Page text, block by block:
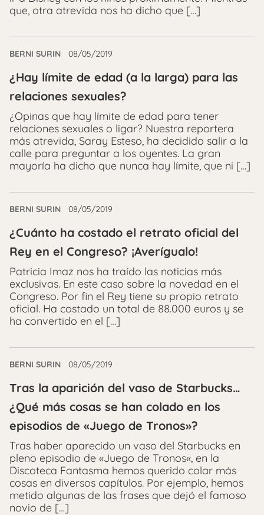
que, otra atrevida nos ha dicho que […]
BERNI SURIN 08/05/2019
¿Hay límite de edad (a la larga) para las
relaciones sexuales?
¿Opinas que hay límite de edad para tener
relaciones sexuales o ligar? Nuestra reportera
más atrevida, Saray Esteso, ha decidido salir a la
calle para preguntar a los oyentes. La gran
mayoría ha dicho que nunca hay límite, que ni […]
BERNI SURIN 08/05/2019
¿Cuánto ha costado el retrato oficial del
Rey en el Congreso? ¡Averígualo!
Patricia Imaz nos ha traído las noticias más
exclusivas. En este caso sobre la novedad en el
Congreso. Por fin el Rey tiene su propio retrato
oficial. Ha costado un total de 88.000 euros y se
ha convertido en el […]
BERNI SURIN 08/05/2019
Tras la aparición del vaso de Starbucks…
¿Qué más cosas se han colado en los
episodios de «Juego de Tronos»?
Tras haber aparecido un vaso del Starbucks en
pleno episodio de «Juego de Tronos«, en la
Discoteca Fantasma hemos querido colar más
cosas en diversos capítulos. Por ejemplo, hemos
metido algunas de las frases que dejó el famoso
novio de […]